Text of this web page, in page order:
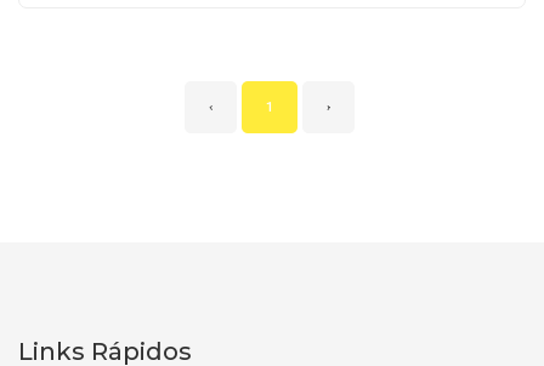
‹ 1 ›
Links Rápidos